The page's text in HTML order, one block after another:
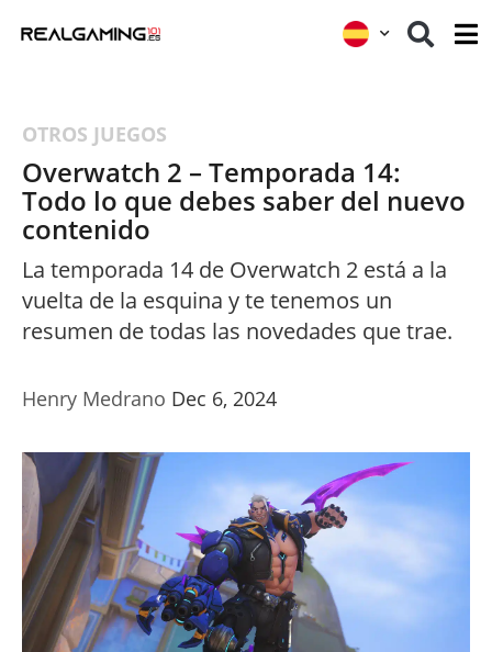
OTROS JUEGOS
Overwatch 2 – Temporada 14:
Todo lo que debes saber del nuevo
contenido
La temporada 14 de Overwatch 2 está a la
vuelta de la esquina y te tenemos un
resumen de todas las novedades que trae.
Henry Medrano Dec 6, 2024